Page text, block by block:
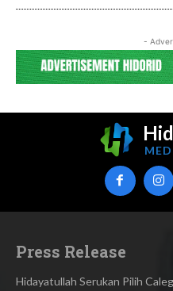
-
Press Release
Hidayatullah Serukan Pilih